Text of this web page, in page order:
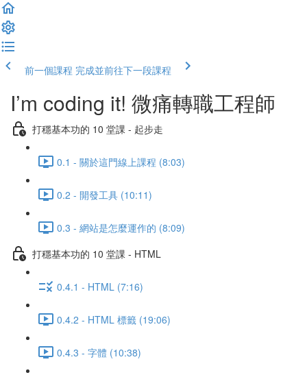
前一個課程 完成並前往下一段課程
I’m coding it! 微痛轉職工程師
打穩基本功的 10 堂課 - 起步走
0.1 - 關於這門線上課程 (8:03)
0.2 - 開發工具 (10:11)
0.3 - 網站是怎麼運作的 (8:09)
打穩基本功的 10 堂課 - HTML
0.4.1 - HTML (7:16)
0.4.2 - HTML 標籤 (19:06)
0.4.3 - 字體 (10:38)